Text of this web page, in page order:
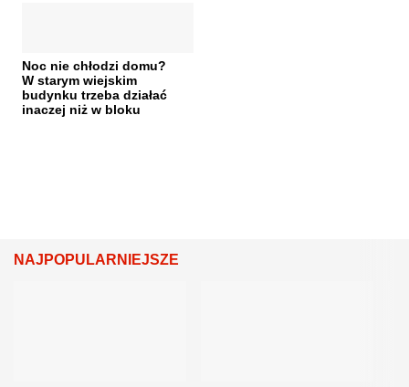
Noc nie chłodzi domu?
W starym wiejskim
budynku trzeba działać
inaczej niż w bloku
NAJPOPULARNIEJSZE